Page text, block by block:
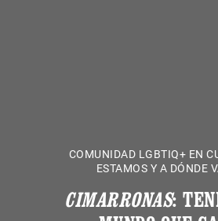
COMUNIDAD LGBTIQ+ EN
ESTAMOS Y A DÓNDE
CIMARRONAS: